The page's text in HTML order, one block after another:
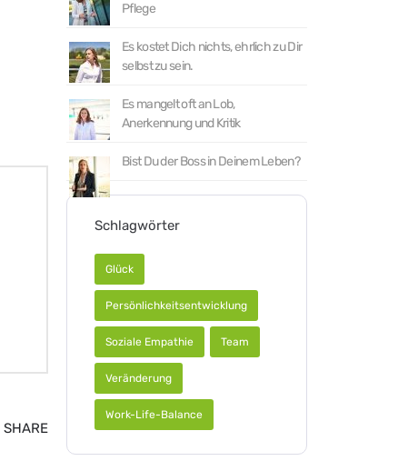
SHARE
Pflege
Es kostet Dich nichts, ehrlich zu Dir
selbst zu sein.
Es mangelt oft an Lob,
Anerkennung und Kritik
Bist Du der Boss in Deinem Leben?
Schlagwörter
Glück
Persönlichkeitsentwicklung
Soziale Empathie Team
Veränderung
Work-Life-Balance